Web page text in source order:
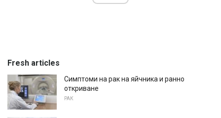
Fresh articles
Симптоми на рак на яйчника и ранно
откриване
РАК